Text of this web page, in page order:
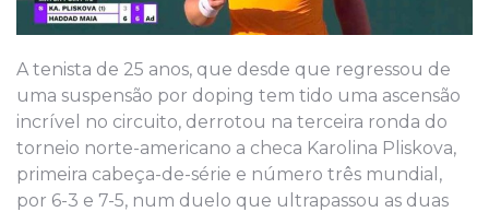
A tenista de 25 anos, que desde que regressou de
uma suspensão por doping tem tido uma ascensão
incrível no circuito, derrotou na terceira ronda do
torneio norte-americano a checa Karolina Pliskova,
primeira cabeça-de-série e número três mundial,
por 6-3 e 7-5, num duelo que ultrapassou as duas